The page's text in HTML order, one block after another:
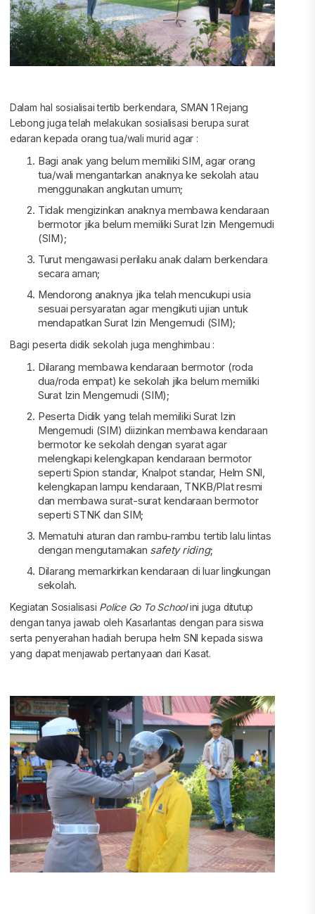
Dalam hal sosialisai tertib berkendara, SMAN 1 Rejang
Lebong juga telah melakukan sosialisasi berupa surat
edaran kepada orang tua/wali murid agar :
Bagi anak yang belum memiliki SIM, agar orang
tua/wali mengantarkan anaknya ke sekolah atau
menggunakan angkutan umum;
Tidak mengizinkan anaknya membawa kendaraan
bermotor jika belum memiliki Surat Izin Mengemudi
(SIM);
Turut mengawasi perilaku anak dalam berkendara
secara aman;
Mendorong anaknya jika telah mencukupi usia
sesuai persyaratan agar mengikuti ujian untuk
mendapatkan Surat Izin Mengemudi (SIM);
Bagi peserta didik sekolah juga menghimbau :
Dilarang membawa kendaraan bermotor (roda
dua/roda empat) ke sekolah jika belum memiliki
Surat Izin Mengemudi (SIM);
Peserta Didik yang telah memiliki Surat Izin
Mengemudi (SIM) diizinkan membawa kendaraan
bermotor ke sekolah dengan syarat agar
melengkapi kelengkapan kendaraan bermotor
seperti Spion standar, Knalpot standar, Helm SNI,
kelengkapan lampu kendaraan, TNKB/Plat resmi
dan membawa surat-surat kendaraan bermotor
seperti STNK dan SIM;
Mematuhi aturan dan rambu-rambu tertib lalu lintas
dengan mengutamakan safety riding;
Dilarang memarkirkan kendaraan di luar lingkungan
sekolah.
Kegiatan Sosialisasi Police Go To Schoolini juga ditutup
dengan tanya jawab oleh Kasarlantas dengan para siswa
serta penyerahan hadiah berupa helm SNI kepada siswa
yang dapat menjawab pertanyaan dari Kasat.